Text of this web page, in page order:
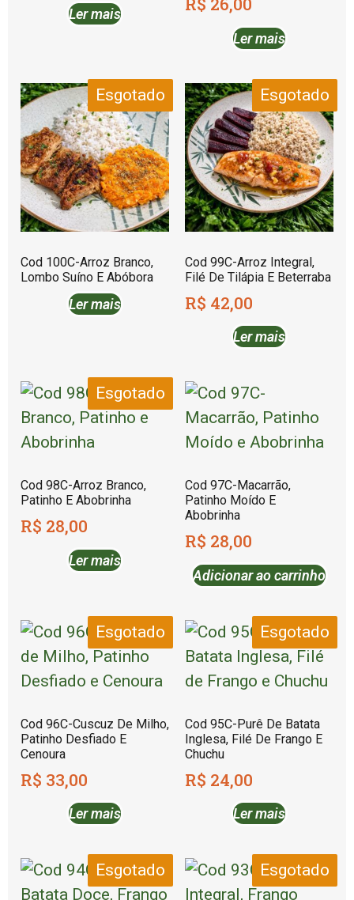
Ler mais
Ler mais
Esgotado
Cod 100C-Arroz Branco,
Lombo Suíno E Abóbora
Ler mais
Esgotado
Cod 99C-Arroz Integral,
Filé De Tilápia E Beterraba
R$ 42,00
Ler mais
Esgotado
Cod 98C-Arroz Branco,
Patinho E Abobrinha
R$ 28,00
Ler mais
Cod 97C-Macarrão,
Patinho Moído E
Abobrinha
R$ 28,00
Adicionar ao carrinho
Esgotado
Cod 96C-Cuscuz De Milho,
Patinho Desfiado E
Cenoura
R$ 33,00
Ler mais
Esgotado
Cod 95C-Purê De Batata
Inglesa, Filé De Frango E
Chuchu
R$ 24,00
Ler mais
Esgotado Esgotado